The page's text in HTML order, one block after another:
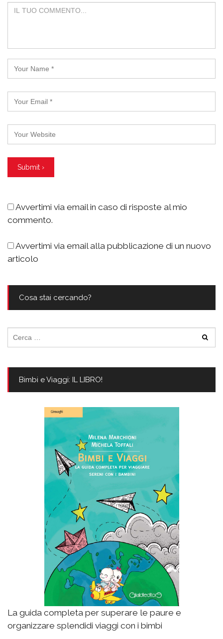
Avvertimi via email in caso di risposte al mio
commento.
Avvertimi via email alla pubblicazione di un nuovo
articolo
Cosa stai cercando?
per:
Bimbi e Viaggi: IL LIBRO!
La guida completa per superare le paure e
organizzare splendidi viaggi con i bimbi